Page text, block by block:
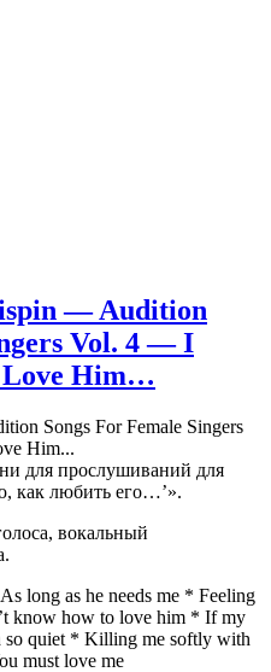
— Audition
Vol. 4 — I
Love Him…
для прослушиваний для
как любить его…’».
вокальный
long as he needs me * Feeling
know how to love him * If my
so quiet * Killing me softly with
must love me